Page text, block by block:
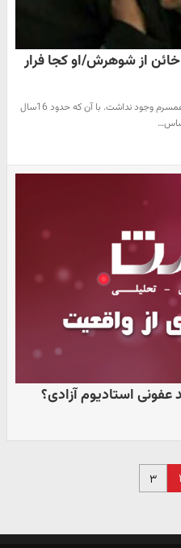
از شوهرش/او کجا فرار
حتی یک رابطه سرد عاطفی هم بین من و همسرم وجود نداشت. با آن که حدود 16سال
عفونی استادیوم آزادی؟
۳